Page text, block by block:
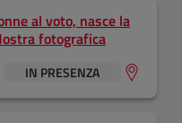
al voto, nasce la
fotografica
IN PRESENZA